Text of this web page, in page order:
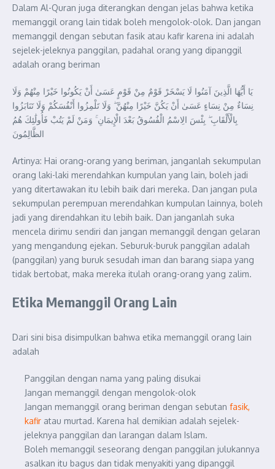
Dalam Al-Quran juga diterangkan dengan jelas bahwa ketika
memanggil orang lain tidak boleh mengolok-olok. Dan jangan
memanggil dengan sebutan fasik atau kafir karena ini adalah
sejelek-jeleknya panggilan, padahal orang yang dipanggil
adalah orang beriman
يَا أَيُّهَا الَّذِينَ آمَنُوا لَا يَسْخَرْ قَوْمٌ مِنْ قَوْمٍ عَسَىٰ أَنْ يَكُونُوا خَيْرًا مِنْهُمْ وَلَا
نِسَاءٌ مِنْ نِسَاءٍ عَسَىٰ أَنْ يَكُنَّ خَيْرًا مِنْهُنَّ ۖ وَلَا تَلْمِزُوا أَنْفُسَكُمْ وَلَا تَنَابَزُوا
بِالْأَلْقَابِ ۖ بِئْسَ الِاسْمُ الْفُسُوقُ بَعْدَ الْإِيمَانِ ۚ وَمَنْ لَمْ يَتُبْ فَأُولَٰئِكَ هُمُ
الظَّالِمُونَ
Artinya: Hai orang-orang yang beriman, janganlah sekumpulan
orang laki-laki merendahkan kumpulan yang lain, boleh jadi
yang ditertawakan itu lebih baik dari mereka. Dan jangan pula
sekumpulan perempuan merendahkan kumpulan lainnya, boleh
jadi yang direndahkan itu lebih baik. Dan janganlah suka
mencela dirimu sendiri dan jangan memanggil dengan gelaran
yang mengandung ejekan. Seburuk-buruk panggilan adalah
(panggilan) yang buruk sesudah iman dan barang siapa yang
tidak bertobat, maka mereka itulah orang-orang yang zalim.
Etika Memanggil Orang Lain
Dari sini bisa disimpulkan bahwa etika memanggil orang lain
adalah
Panggilan dengan nama yang paling disukai
Jangan memanggil dengan mengolok-olok
Jangan memanggil orang beriman dengan sebutan fasik,
kafir atau murtad. Karena hal demikian adalah sejelek-
jeleknya panggilan dan larangan dalam Islam.
Boleh memanggil seseorang dengan panggilan julukannya
asalkan itu bagus dan tidak menyakiti yang dipanggil